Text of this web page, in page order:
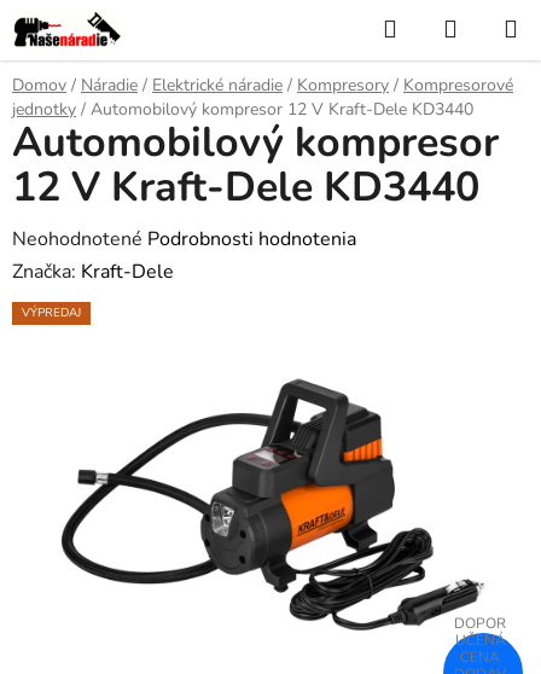
Prejsť
na
obsah
Hľadať
KOŠÍK
Domov / Náradie / Elektrické náradie / Kompresory / Kompresorové
jednotky / Automobilový kompresor 12 V Kraft-Dele KD3440
Automobilový kompresor
12 V Kraft-Dele KD3440
Priemerné
hodnotenie
produktu
hviezdičiek.
Neohodnotené Podrobnosti hodnotenia
Značka: Kraft-Dele
VÝPREDAJ